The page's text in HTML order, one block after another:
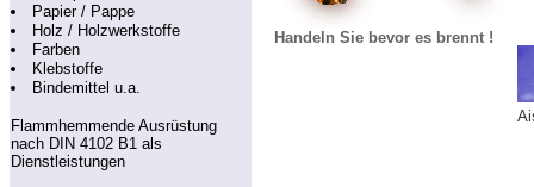
Papier / Pappe
Holz / Holzwerkstoffe
Farben
Klebstoffe
Bindemittel u.a.
Flammhemmende Ausrüstung
nach DIN 4102 B1 als
Dienstleistungen
Handeln Sie bevor es brennt !